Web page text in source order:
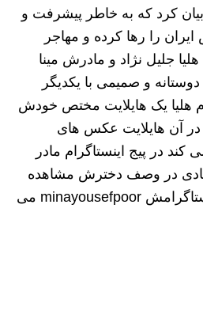
بیان کرد که به خاطر پیشرفت و
را رها کرده و مهاجر
جلیل نژاد و مادرش مینا
و صمیمی با یکدیگر
هلیا یک هایلایت مختص خودش
آن هایلایت عکس های
در پیج اینستاگرام مادر
در وصف دخترش مشاهده
می شود و آیدی پیج اینستاگرامش minayousefpoor می